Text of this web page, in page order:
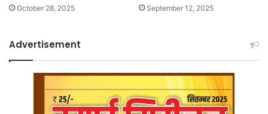
October 28, 2025 September 12, 2025
Advertisement